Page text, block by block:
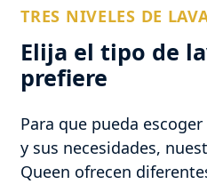
TRES NIVELES DE
Elija el tipo de
prefiere
Para que pueda
y sus necesidades,
Queen ofrecen